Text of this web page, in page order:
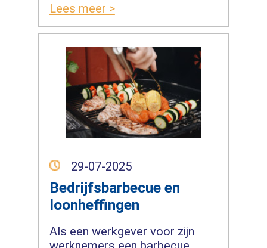
Lees meer >
29-07-2025
Bedrijfsbarbecue en
loonheffingen
Als een werkgever voor zijn